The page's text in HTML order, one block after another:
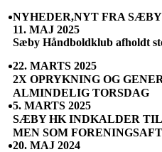
NYHEDER,NYT FRA
11. MAJ 2025
Sæby Håndboldklub afholdt
22. MARTS 2025
2X OPRYKNING OG
ALMINDELIG TORSDAG
5. MARTS 2025
SÆBY HK INDKALDER
MEN SOM
20. MAJ 2024